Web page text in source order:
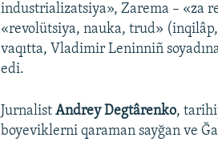
industrializatsiya», Zarema – «za
«revolütsiya, nauka, trud»
vaqıtta, Vladimir Leninniñ
edi.
JurnalistAndrey Degtârenko,
boyeviklerni qaraman sayğan ve